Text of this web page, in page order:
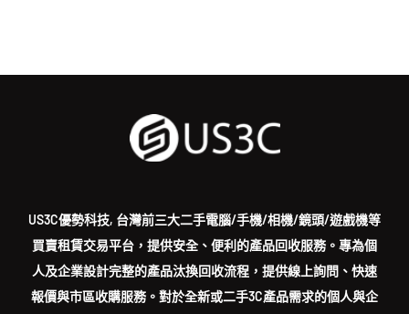
US3C優勢科技, 台灣前三大二手電腦/手機/相機/鏡頭/遊戲機等
買賣租賃交易平台，提供安全、便利的產品回收服務。專為個
人及企業設計完整的產品汰換回收流程，提供線上詢問、快速
報價與市區收購服務。對於全新或二手3C產品需求的個人與企